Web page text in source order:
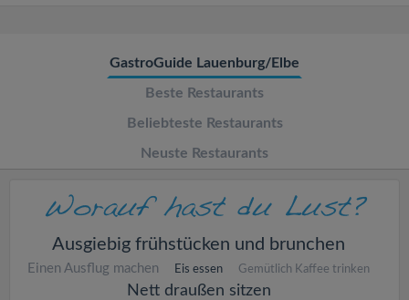
GastroGuide Lauenburg/Elbe
Beste Restaurants
Beliebteste Restaurants
Neuste Restaurants
Ausgiebig frühstücken und brunchen
Einen Ausflug machen Eis essen Gemütlich Kaffee trinken
Nett draußen sitzen